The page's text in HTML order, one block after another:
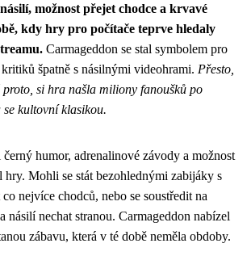
možnost přejet chodce a krvavé
kdy hry pro počítače teprve hledaly
Carmageddon se stal symbolem pro
špatně s násilnými videohrami. Přesto,
proto, si hra našla miliony fanoušků po
se kultovní klasikou.
humor, adrenalinové závody a možnost
Mohli se stát bezohlednými zabijáky s
nejvíce chodců, nebo se soustředit na
násilí nechat stranou. Carmageddon nabízel
zábavu, která v té době neměla obdoby.